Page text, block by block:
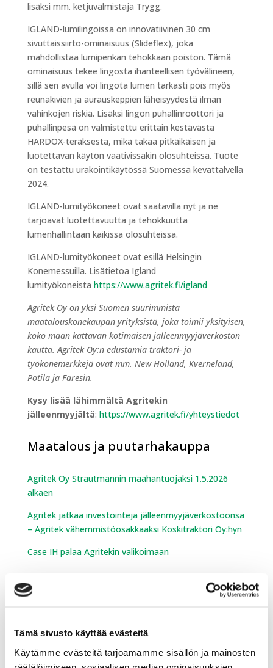
Tämä sivusto käyttää evästeitä
Käytämme evästeitä tarjoamamme sisällön ja mainosten
lisäksi mm. ketjuvalmistaja Trygg.
IGLAND-lumilingoissa on innovatiivinen 30 cm
sivuttaissiirto-ominaisuus (Slideflex), joka
mahdollistaa lumipenkan tehokkaan poiston. Tämä
ominaisuus tekee lingosta ihanteellisen työvälineen,
sillä sen avulla voi lingota lumen tarkasti pois myös
reunakivien ja aurauskeppien läheisyydestä ilman
vahinkojen riskiä. Lisäksi lingon puhallinroottori ja
puhallinpesä on valmistettu erittäin kestävästä
HARDOX-teräksestä, mikä takaa pitkäikäisen ja
luotettavan käytön vaativissakin olosuhteissa. Tuote
on testattu urakointikäytössä Suomessa kevättalvella
2024.
IGLAND-lumityökoneet ovat saatavilla nyt ja ne
tarjoavat luotettavuutta ja tehokkuutta
lumenhallintaan kaikissa olosuhteissa.
IGLAND-lumityökoneet ovat esillä Helsingin
Konemessuilla. Lisätietoa Igland
lumityökoneista https://www.agritek.fi/igland
Agritek Oy on yksi Suomen suurimmista
maatalouskonekaupan yrityksistä, joka toimii yksityisen,
koko maan kattavan kotimaisen jälleenmyyjäverkoston
kautta. Agritek Oy:n edustamia traktori- ja
työkonemerkkejä ovat mm. New Holland, Kverneland,
Potila ja Faresin.
Kysy lisää lähimmältä Agritekin
jälleenmyyjältä: https://www.agritek.fi/yhteystiedot
Maatalous ja puutarhakauppa
Agritek Oy Strautmannin maahantuojaksi 1.5.2026
alkaen
Agritek jatkaa investointeja jälleenmyyjäverkostoonsa
– Agritek vähemmistöosakkaaksi Koskitraktori Oy:hyn
Case IH palaa Agritekin valikoimaan
Vapaa-ajan laitteet
Sumeko on mukana Vene 26 Båt -messuilla
Sumeko mukana Offroad Expossa